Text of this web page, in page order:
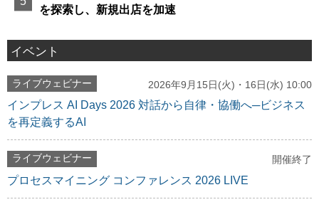
を探索し、新規出店を加速
イベント
ライブウェビナー 2026年9月15日(火)・16日(水) 10:00
インプレス AI Days 2026 対話から自律・協働へ─ビジネス
を再定義するAI
ライブウェビナー 開催終了
プロセスマイニング コンファレンス 2026 LIVE